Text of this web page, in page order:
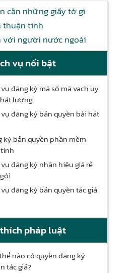
cần những giấy tờ gì
thuận tình
với người nước ngoài
vụ nổi bật
đăng ký mã số mã vạch uy
lượng
đăng ký bản quyền bài hát
ký bản quyền phần mềm
đăng ký nhãn hiệu giá rẻ
đăng ký bản quyền tác giả
pháp luật
nào có quyền đăng ký
tác giả?